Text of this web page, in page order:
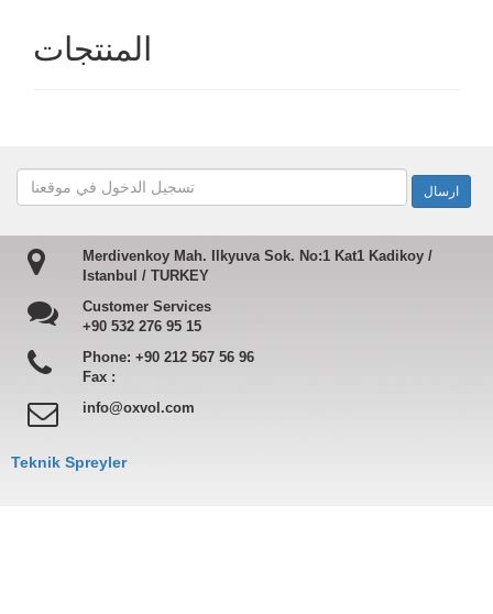
المنتجات
Merdivenkoy Mah. Ilkyuva Sok. No:1 Kat1 Kadikoy /
Istanbul / TURKEY
Customer Services
+90 532 276 95 15
Phone: +90 212 567 56 96
Fax :
info@oxvol.com
Teknik Spreyler